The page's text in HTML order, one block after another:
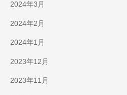
2024年3月
2024年2月
2024年1月
2023年12月
2023年11月